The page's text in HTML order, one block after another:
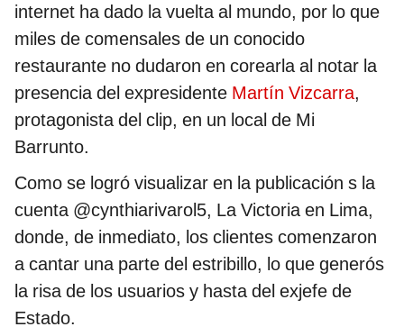
internet ha dado la vuelta al mundo, por lo que
miles de comensales de un conocido
restaurante no dudaron en corearla al notar la
presencia del expresidente Martín Vizcarra,
protagonista del clip, en un local de Mi
Barrunto.
Como se logró visualizar en la publicación s la
cuenta @cynthiarivarol5, La Victoria en Lima,
donde, de inmediato, los clientes comenzaron
a cantar una parte del estribillo, lo que generós
la risa de los usuarios y hasta del exjefe de
Estado.